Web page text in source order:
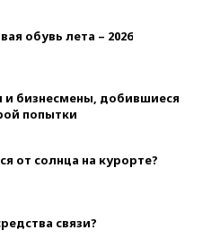
обувь лета – 2026
и бизнесмены, добившиеся
попытки
от солнца на курорте?
связи?